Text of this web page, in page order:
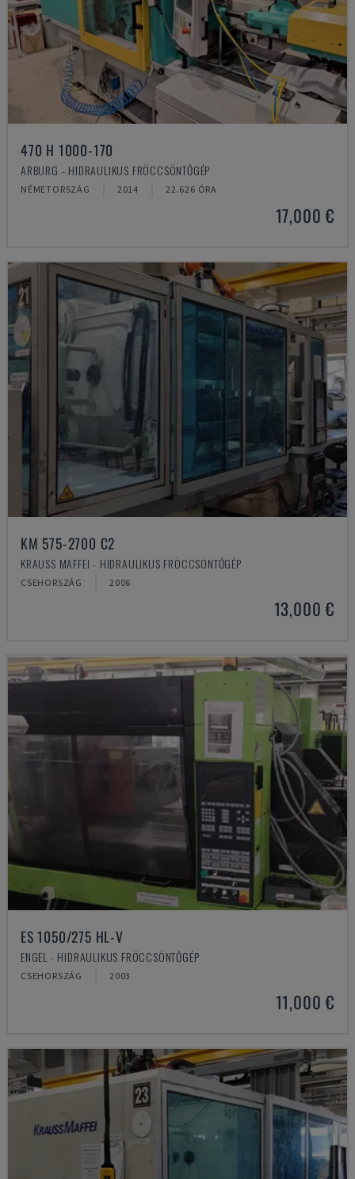
470 H 1000-170
ARBURG - HIDRAULIKUS FRÖCCSÖNTŐGÉP
NÉMETORSZÁG 2014 22.626 ÓRA
17,000 €
KM 575-2700 C2
KRAUSS MAFFEI - HIDRAULIKUS FRÖCCSÖNTŐGÉP
CSEHORSZÁG 2006
13,000 €
ES 1050/275 HL-V
ENGEL - HIDRAULIKUS FRÖCCSÖNTŐGÉP
CSEHORSZÁG 2003
11,000 €